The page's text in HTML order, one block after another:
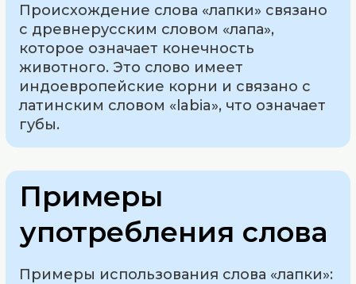
Происхождение слова «лапки» связано
с древнерусским словом «лапа»,
которое означает конечность
животного. Это слово имеет
индоевропейские корни и связано с
латинским словом «labia», что означает
губы.
Примеры
употребления слова
Примеры использования слова «лапки»: